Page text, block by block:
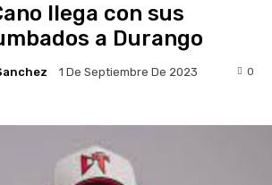
llega con sus
a Durango
1 De Septiembre De 2023 0